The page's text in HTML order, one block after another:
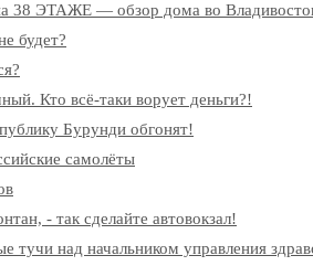
38 ЭТАЖЕ — обзор дома во
будет?
Кто всё-таки ворует деньги?!
Бурунди обгонят!
самолёты
- так сделайте автовокзал!
тучи над начальником управления